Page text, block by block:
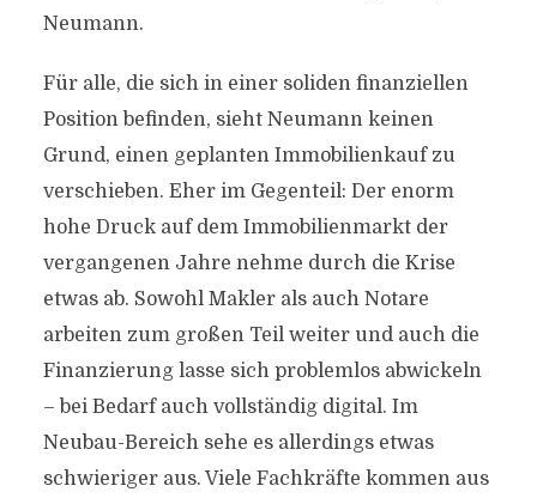
Neumann.
Für alle, die sich in einer soliden finanziellen
Position befinden, sieht Neumann keinen
Grund, einen geplanten Immobilienkauf zu
verschieben. Eher im Gegenteil: Der enorm
hohe Druck auf dem Immobilienmarkt der
vergangenen Jahre nehme durch die Krise
etwas ab. Sowohl Makler als auch Notare
arbeiten zum großen Teil weiter und auch die
Finanzierung lasse sich problemlos abwickeln
– bei Bedarf auch vollständig digital. Im
Neubau-Bereich sehe es allerdings etwas
schwieriger aus. Viele Fachkräfte kommen aus